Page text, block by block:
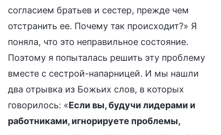
согласием братьев и сестер, прежде чем
отстранить ее. Почему так происходит?» Я
поняла, что это неправильное состояние.
Поэтому я попыталась решить эту проблему
вместе с сестрой-напарницей. И мы нашли
два отрывка из Божьих слов, в которых
говорилось: «Если вы, будучи лидерами и
работниками, игнорируете проблемы,